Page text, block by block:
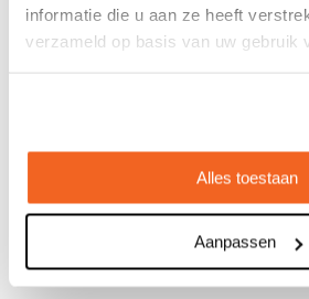
informatie die u aan ze heeft
verzameld op basis van uw gebruik
Alles toestaan
Aanpassen
Trio reis toilet flesjes
€ 1,29
Bedrukt geleverd in: 5 werkdag(en)